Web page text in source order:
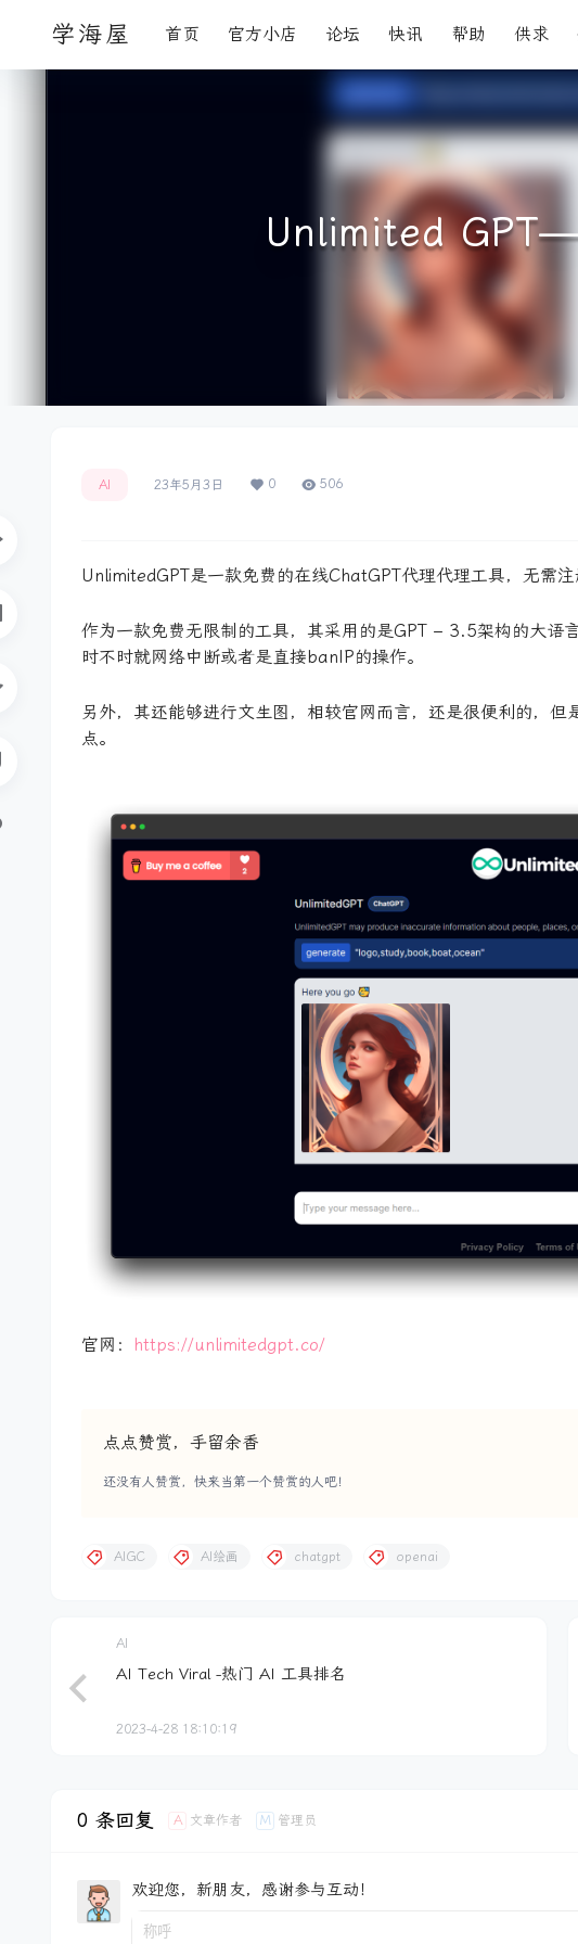
学海屋 首页 官方小店 论坛 快讯 帮助 供求
Unlimited
AI 23年5月3日 0 506
UnlimitedGPT是一款免费的在线ChatGPT代理代理工具，无需注
作为一款免费无限制的工具，其采用的是GPT – 3.5架构的大语
时不时就网络中断或者是直接banIP的操作。
另外，其还能够进行文生图，相较官网而言，还是很便利的，
点。
官网： https://unlimitedgpt.co/
点点赞赏，手留余香
还没有人赞赏，快来当第一个赞赏的人吧！
AIGC AI绘画 chatgpt openai
AI
AI Tech Viral -热门 AI 工具排名
2023-4-28 18:10:19
0 条回复 A 文章作者 M 管理员
欢迎您，新朋友，感谢参与互动！